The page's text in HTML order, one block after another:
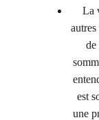
La
de
est
une